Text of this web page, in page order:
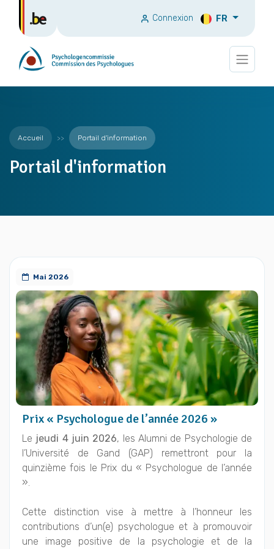
Connexion FR
Accueil Portail d'information
Portail d'information
Mai 2026
Prix « Psychologue de l’année 2026 »
Le jeudi 4 juin 2026, les Alumni de Psychologie de
l’Université de Gand (GAP) remettront pour la
quinzième fois le Prix du « Psychologue de l’année
».
Cette distinction vise à mettre à l’honneur les
contributions d’un(e) psychologue et à promouvoir
une image positive de la psychologie et de la